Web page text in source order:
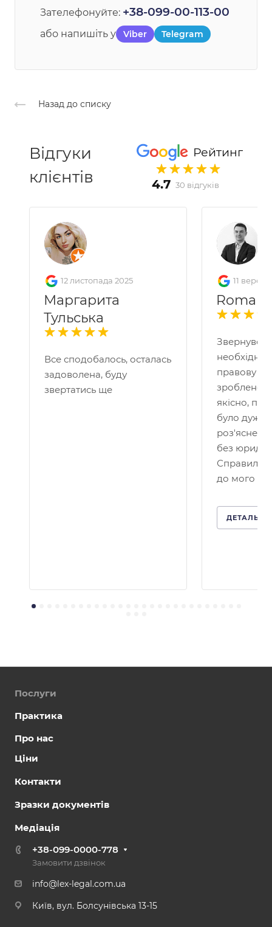
Зателефонуйте: +38-099-00-113-00
або напишіть у Viber Telegram
Назад до списку
Рейтинг
4.7 30 відгуків
Відгуки
клієнтів
12 листопада 2025
Маргарита
Тульська
Все сподобалось, осталась
задоволена, буду
звертатись ще
11
Roman
Звернувся
правову
зроблено
якісно,
було дуже
роз'яснено
без
Справило
до мого
Послуги
Практика
Про нас
Ціни
Контакти
Зразки документів
Медіація
+38-099-0000-778
Замовити дзвінок
info@lex-legal.com.ua
Київ, вул. Болсунівська 13-15